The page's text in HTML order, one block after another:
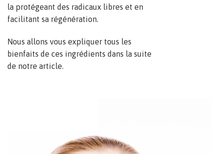
la protégeant des radicaux libres et en
facilitant sa régénération.
Nous allons vous expliquer tous les
bienfaits de ces ingrédients dans la suite
de notre article.